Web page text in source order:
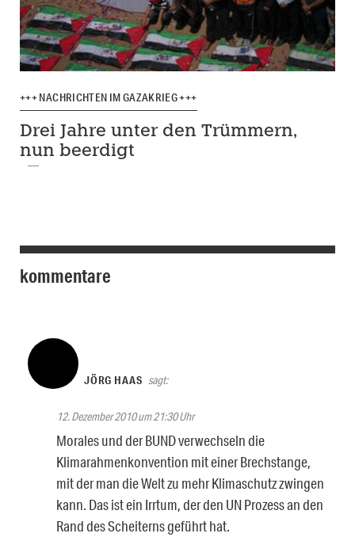
+++ NACHRICHTEN IM GAZAKRIEG +++
Drei Jahre unter den Trümmern,
nun beerdigt
kommentare
JÖRG HAAS sagt:
12. Dezember 2010 um 21:30 Uhr
Morales und der BUND verwechseln die
Klimarahmenkonvention mit einer Brechstange,
mit der man die Welt zu mehr Klimaschutz zwingen
kann. Das ist ein Irrtum, der den UN Prozess an den
Rand des Scheiterns geführt hat.